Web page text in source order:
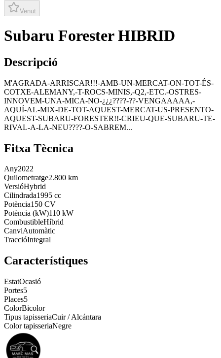
Venut
Subaru Forester HIBRID
Descripció
M'AGRADA-ARRISCAR!!!-AMB-UN-MERCAT-ON-TOT-ÉS-
COTXE-ALEMANY,-T-ROCS-MINIS,-Q2,-ETC.-OSTRES-
INNOVEM-UNA-MICA-NO-¿¿¿????-??-VENGAAAAA,-
AQUÍ-AL-MIX-DE-TOT-AQUEST-MERCAT-US-PRESENTO-
AQUEST-SUBARU-FORESTER!!-CRIEU-QUE-SUBARU-TE-
RIVAL-A-LA-NEU????-O-SABREM...
Fitxa Tècnica
Any2022
Quilometratge2.800 km
VersióHybrid
Cilindrada1995 cc
Potència150 CV
Potència (kW)110 kW
CombustibleHíbrid
CanviAutomàtic
TraccióIntegral
Característiques
EstatOcasió
Portes5
Places5
ColorBicolor
Tipus tapisseriaCuir / Alcántara
Color tapisseriaNegre